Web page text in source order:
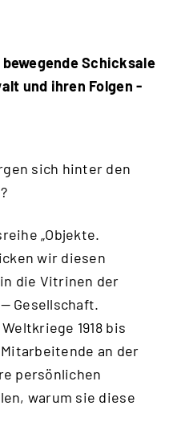
Schicksale
und ihren Folgen -
sich hinter den
„Objekte.
wir diesen
die Vitrinen der
Gesellschaft.
1918 bis
an der
persönlichen
warum sie diese